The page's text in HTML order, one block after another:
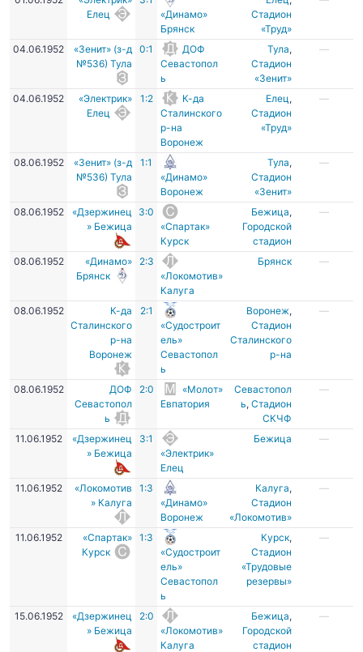
Елец
«Динамо»
Брянск
Стадион
«Труд»
04.06.1952
«Зенит» (з-д
№536) Тула
0:1
ДОФ
Севастопол
ь
Тула,
Стадион
«Зенит»
—
04.06.1952
«Электрик»
Елец
1:2
К-да
Сталинского
р-на
Воронеж
Елец ,
Стадион
«Труд»
—
08.06.1952
«Зенит» (з-д
№536) Тула
1:1
«Динамо»
Воронеж
Тула,
Стадион
«Зенит»
—
08.06.1952
«Дзержинец
» Бежица
3:0
«Спартак»
Курск
Бежица,
Городской
стадион
—
08.06.1952
«Динамо»
Брянск
2:3
«Локомотив»
Калуга
Брянск —
08.06.1952
К-да
Сталинского
р-на
Воронеж
2:1
«Судостроит
ель»
Севастопол
ь
Воронеж,
Стадион
Сталинского
р-на
—
08.06.1952
ДОФ
Севастопол
ь
2:0
«Молот»
Евпатория
Севастопол
ь,Стадион
СКЧФ
—
11.06.1952
«Дзержинец
» Бежица
3:1
«Электрик»
Елец
Бежица —
11.06.1952
«Локомотив
» Калуга
1:3
«Динамо»
Воронеж
Калуга,
Стадион
«Локомотив»
—
11.06.1952
«Спартак»
Курск
1:3
«Судостроит
ель»
Севастопол
ь
Курск,
Стадион
«Трудовые
резервы»
—
15.06.1952
«Дзержинец
» Бежица
2:0
«Локомотив»
Калуга
Бежица,
Городской
стадион
—